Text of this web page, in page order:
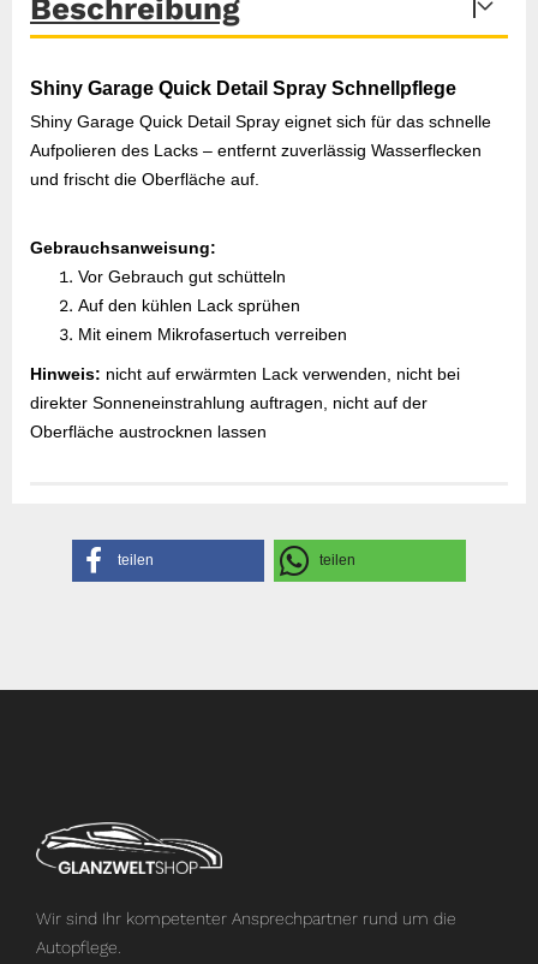
Beschreibung
Shiny Garage Quick Detail Spray Schnellpflege
Shiny Garage Quick Detail Spray eignet sich für das schnelle
Aufpolieren des Lacks – entfernt zuverlässig Wasserflecken
und frischt die Oberfläche auf.
Gebrauchsanweisung:
Vor Gebrauch gut schütteln
Auf den kühlen Lack sprühen
Mit einem Mikrofasertuch verreiben
Hinweis: nicht auf erwärmten Lack verwenden, nicht bei
direkter Sonneneinstrahlung auftragen, nicht auf der
Oberfläche austrocknen lassen
teilen teilen
Wir sind Ihr kompetenter Ansprechpartner rund um die
Autopflege.